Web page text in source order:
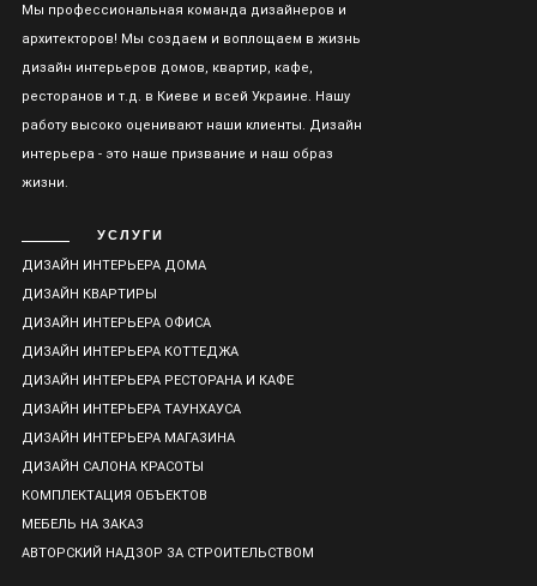
Мы профессиональная команда дизайнеров и
архитекторов! Мы создаем и воплощаем в жизнь
дизайн интерьеров домов, квартир, кафе,
ресторанов и т.д. в Киеве и всей Украине. Нашу
работу высоко оценивают наши клиенты. Дизайн
интерьера - это наше призвание и наш образ
жизни.
УСЛУГИ
ДИЗАЙН ИНТЕРЬЕРА ДОМА
ДИЗАЙН КВАРТИРЫ
ДИЗАЙН ИНТЕРЬЕРА ОФИСА
ДИЗАЙН ИНТЕРЬЕРА КОТТЕДЖА
ДИЗАЙН ИНТЕРЬЕРА РЕСТОРАНА И КАФЕ
ДИЗАЙН ИНТЕРЬЕРА ТАУНХАУСА
ДИЗАЙН ИНТЕРЬЕРА МАГАЗИНА
ДИЗАЙН САЛОНА КРАСОТЫ
КОМПЛЕКТАЦИЯ ОБЪЕКТОВ
МЕБЕЛЬ НА ЗАКАЗ
АВТОРСКИЙ НАДЗОР ЗА СТРОИТЕЛЬСТВОМ